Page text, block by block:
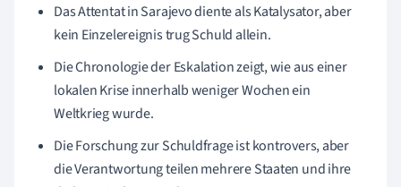
Das Attentat in Sarajevo diente als Katalysator, aber
kein Einzelereignis trug Schuld allein.
Die Chronologie der Eskalation zeigt, wie aus einer
lokalen Krise innerhalb weniger Wochen ein
Weltkrieg wurde.
Die Forschung zur Schuldfrage ist kontrovers, aber
die Verantwortung teilen mehrere Staaten und ihre